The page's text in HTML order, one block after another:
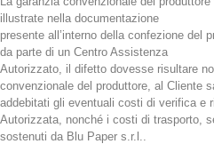
illustrate nella documentazione
presente all’interno della confezione del
da parte di un Centro Assistenza
Autorizzato, il difetto dovesse risultare
convenzionale del produttore, al Cliente
addebitati gli eventuali costi di verifica e
Autorizzata, nonché i costi di trasporto,
sostenuti da Blu Paper s.r.l..